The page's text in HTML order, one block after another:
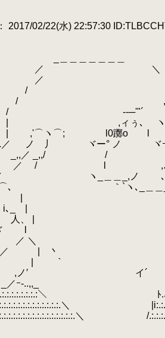
2017/02/22(水) 22:57:30
＼
キラ
、＼
｀ｰ-
､ ヽ ,r｡
l0躑o l
ヾー° ノ ヾｰ
／ _,,/ / i
/ l ,
／ ヽ_＿＿_,ノ ゝ､_
'⌒､ ｀`ヽ､_＿＿
| | | （
ー′ i､_ |
、
´ "
／
| 丶
,／ | ｀
´ ,ノ′ イ´
ｰ-..,,_
＼ ﾄ.
＼ |i:.:.｀
＼ /